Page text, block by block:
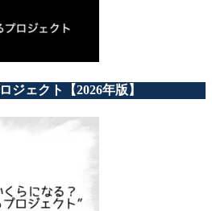
ジェクト【2026年版】